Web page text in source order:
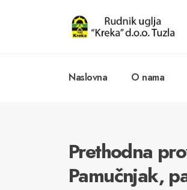
Naslovna O nama
Prethodna
Pamučnjak,